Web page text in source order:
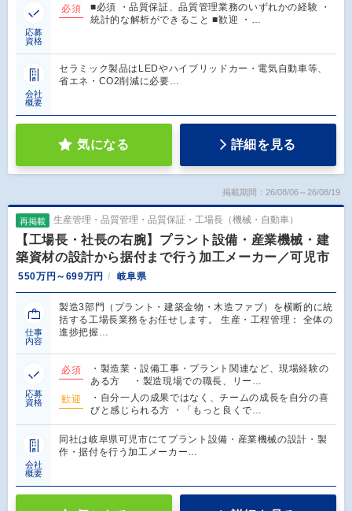
応募
資格
必須
■必須 ・品質保証、品質管理業務のいずれかの経験 ・
統計的な解析ができること ■歓迎 ・…
会社
概要
セラミック製品はLEDやハイブリッドカー・電気自動車等、
省エネ・CO2削減に必要…
気になる 詳細を見る
掲載期間：26/08/06～26/08/19
再掲載 生産管理・品質管理・品質保証・工場長（機械・自動車）
【工場長・社長の右腕】プラント設備・産業機械・建
築資材の設計から据付まで行う加工メーカー／可児市
550万円～699万円 岐阜県
仕事
内容
製造3部門（プラント・建築金物・木造ファブ）を横断的に統
括する工場長業務をお任せします。 生産・工程管理： 全体の
進捗把握…
応募
資格
必須
・製造業・設備工事・プラント関連など、現場経験の
ある方 ・製造現場での職長、リー…
歓迎
・自分一人の成果ではなく、チームの成長を自分の喜
びと感じられる方 ・「もっと良くで…
会社
概要
同社は岐阜県可児市にてプラント設備・産業機械の設計・製
作・据付を行う加工メーカー…